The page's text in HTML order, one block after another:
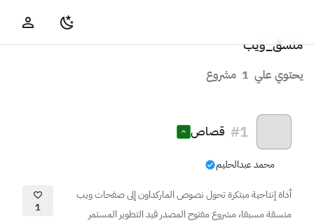
منسق_ويب
يحتوي علي 1 مشروع
#1 قصاص
محمد عبدالحليم
أداة إنتاجية مبتكرة تحول نصوص الماركداون إلى صفحات ويب
منسقة مسبقا، مشروع مفتوح المصدر قيد التطوير المستمر
1